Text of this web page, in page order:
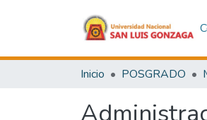
Inicio POSGRADO